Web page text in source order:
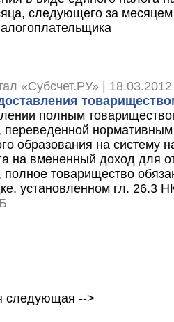
следующего за месяцем
«Субсчет.РУ» |
полным
переведенной
образования на систему
на вмененный доход для
полное товарищество
установленном гл. 26.3
-->